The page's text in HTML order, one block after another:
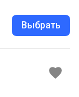
Выбрать